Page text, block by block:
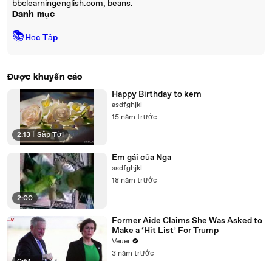
bbclearningenglish.com, beans.
Danh mục
📚Học Tập
Được khuyến cáo
2:13 Sắp Tới
Happy Birthday to kem
asdfghjkl
15 năm trước
2:00
Em gái của Nga
asdfghjkl
18 năm trước
Former Aide Claims She Was Asked to
Make a ‘Hit List’ For Trump
Veuer
3 năm trước